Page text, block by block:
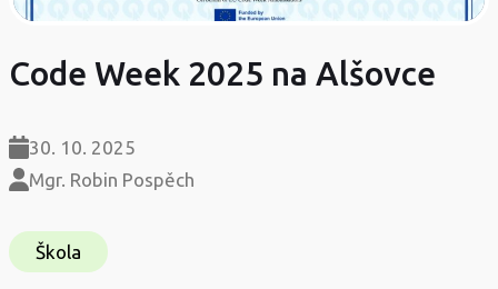
Code Week 2025 na Alšovce
30. 10. 2025
Mgr. Robin Pospěch
Škola